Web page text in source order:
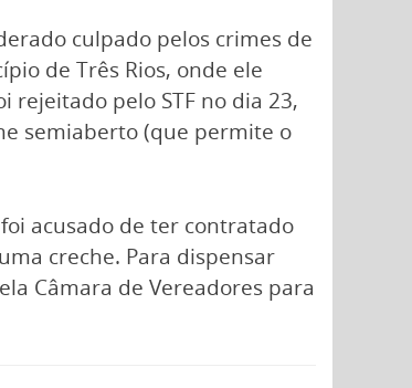
culpado pelos crimes de
de Três Rios, onde ele
rejeitado pelo STF no dia 23,
semiaberto (que permite o
acusado de ter contratado
creche. Para dispensar
Câmara de Vereadores para